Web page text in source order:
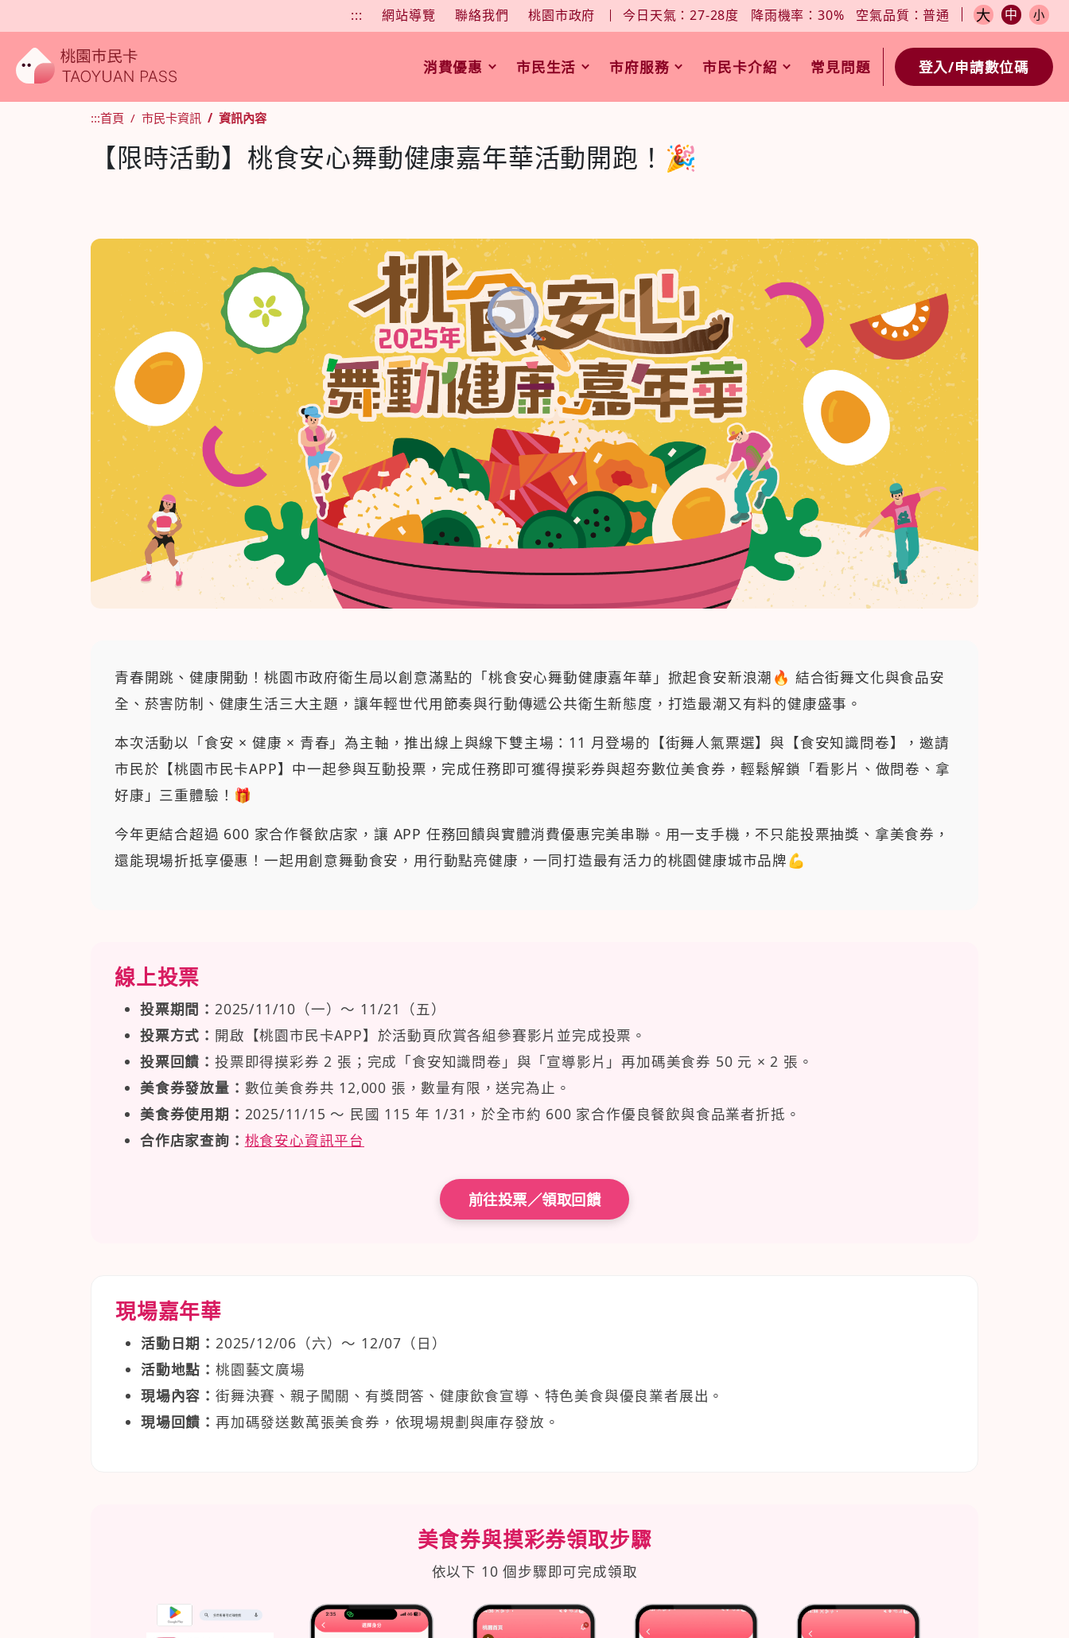
::: 網站導覽 聯絡我們 桃園市政府 今日天氣：27-28度 降雨機率：30% 空氣品質：普通 大 中 小
字型大小： 今日天氣：27-28度 降雨機率：30% 空氣品質：普通
消費優惠 市民生活 市府服務 市民卡介紹 常見問題 登入/申請數位碼
:::首頁 市民卡資訊 資訊內容
【限時活動】桃食安心舞動健康嘉年華活動開跑！🎉
青春開跳、健康開動！桃園市政府衛生局以創意滿點的「桃食安心舞動健康嘉年華」掀起食安新浪潮🔥 結合街舞文化與食品安
全、菸害防制、健康生活三大主題，讓年輕世代用節奏與行動傳遞公共衛生新態度，打造最潮又有料的健康盛事。
本次活動以「食安 × 健康 × 青春」為主軸，推出線上與線下雙主場：11 月登場的【街舞人氣票選】與【食安知識問卷】，邀請
市民於【桃園市民卡APP】中一起參與互動投票，完成任務即可獲得摸彩券與超夯數位美食券，輕鬆解鎖「看影片、做問卷、拿
好康」三重體驗！🎁
今年更結合超過 600 家合作餐飲店家，讓 APP 任務回饋與實體消費優惠完美串聯。用一支手機，不只能投票抽獎、拿美食券，
還能現場折抵享優惠！一起用創意舞動食安，用行動點亮健康，一同打造最有活力的桃園健康城市品牌💪
線上投票
投票期間： 2025/11/10（一）～ 11/21（五）
投票方式： 開啟【桃園市民卡APP】於活動頁欣賞各組參賽影片並完成投票。
投票回饋： 投票即得摸彩券 2 張；完成「食安知識問卷」與「宣導影片」再加碼美食券 50 元 × 2 張。
美食券發放量： 數位美食券共 12,000 張，數量有限，送完為止。
美食券使用期： 2025/11/15 ～ 民國 115 年 1/31，於全市約 600 家合作優良餐飲與食品業者折抵。
合作店家查詢： 桃食安心資訊平台
前往投票／領取回饋
現場嘉年華
活動日期： 2025/12/06（六）～ 12/07（日）
活動地點： 桃園藝文廣場
現場內容： 街舞決賽、親子闖關、有獎問答、健康飲食宣導、特色美食與優良業者展出。
現場回饋： 再加碼發送數萬張美食券，依現場規劃與庫存發放。
美食券與摸彩券領取步驟
依以下 10 個步驟即可完成領取